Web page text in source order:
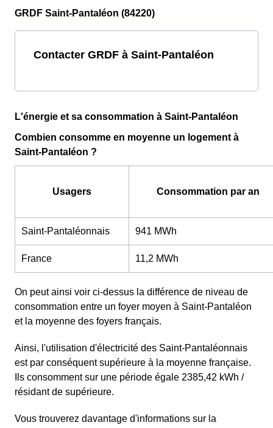
GRDF Saint-Pantaléon (84220)
Contacter GRDF à Saint-Pantaléon
L'énergie et sa consommation à Saint-Pantaléon
Combien consomme en moyenne un logement à
Saint-Pantaléon ?
Usagers Consommation par an
Saint-Pantaléonnais 941 MWh
France 11,2 MWh
On peut ainsi voir ci-dessus la différence de niveau de
consommation entre un foyer moyen à Saint-Pantaléon
et la moyenne des foyers français.
Ainsi, l'utilisation d'électricité des Saint-Pantaléonnais
est par conséquent supérieure à la moyenne française.
Ils consomment sur une période égale 2385,42 kWh /
résidant de supérieure.
Vous trouverez davantage d'informations sur la